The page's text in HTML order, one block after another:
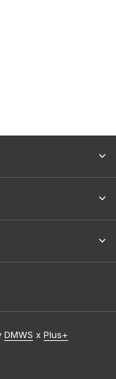
DMWS x Plus+